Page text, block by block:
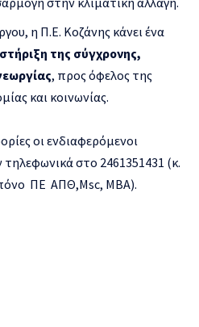
η Π.Ε. Κοζάνης κάνει ένα
στήριξη της σύγχρονης,
, προς όφελος της
και κοινωνίας.
οι ενδιαφερόμενοι
στο 2461351431 (κ.
ΠΕ ΑΠΘ,Msc, MBA).